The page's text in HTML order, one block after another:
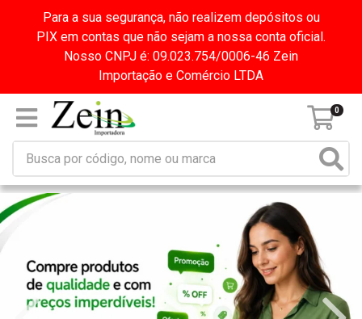
Para a sua segurança, não realizem depósitos ou
PIX em contas que não sejam a nossa conta oficial.
Nosso CNPJ é: 09.023.754/0006-46 Zein
Importação e Comércio LTDA
0